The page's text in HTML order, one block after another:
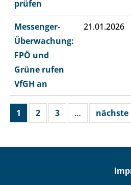
prüfen
Messenger-
Überwachung:
FPÖ und
Grüne rufen
VfGH an
21.01.2026
1 2 3 … nächste